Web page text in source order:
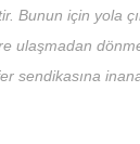
Bunun için yola
ulaşmadan
sendikasına